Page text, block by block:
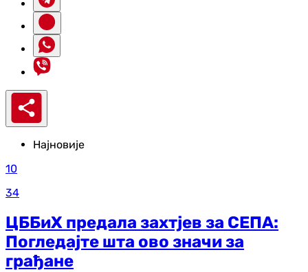
Најновије
10
34
ЦББиХ предала захтјев за СЕПА:
Погледајте шта ово значи за
грађане